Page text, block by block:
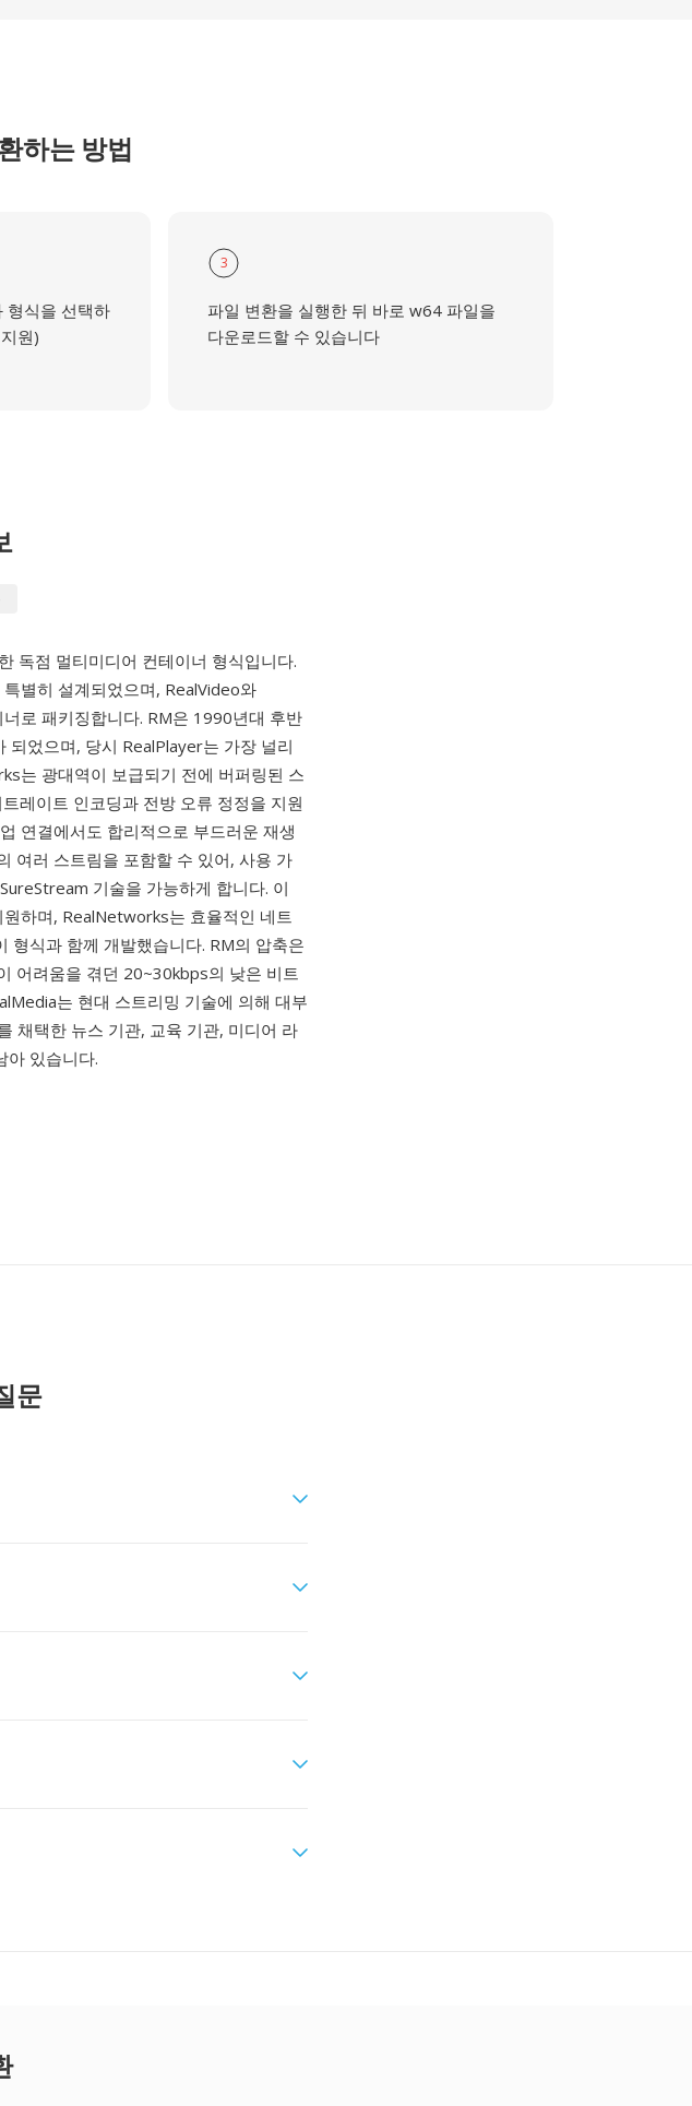
하는 방법
형식을 선택하
원)
3
파일 변환을 실행한 뒤 바로 w64 파일을
다운로드할 수 있습니다
독점 멀티미디어 컨테이너 형식입니다.
별히 설계되었으며, RealVideo와
로 패키징합니다. RM은 1990년대 후반
었으며, 당시 RealPlayer는 가장 널리
는 광대역이 보급되기 전에 버퍼링된 스
레이트 인코딩과 전방 오류 정정을 지원
연결에서도 합리적으로 부드러운 재생
여러 스트림을 포함할 수 있어, 사용 가
기술을 가능하게 합니다. 이
하며, RealNetworks는 효율적인 네트
형식과 함께 개발했습니다. RM의 압축은
어려움을 겪던 20~30kbps의 낮은 비트
는 현대 스트리밍 기술에 의해 대부
채택한 뉴스 기관, 교육 기관, 미디어 라
아 있습니다.
문